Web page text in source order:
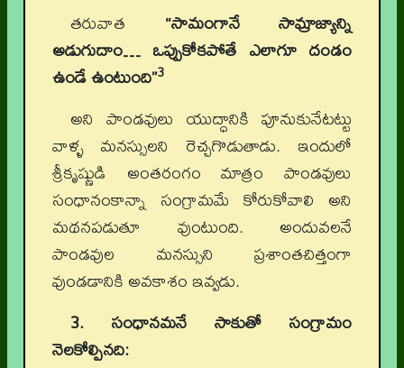
తరువాత “సామంగానే సామ్రాజ్యాన్ని
అడుగుదాం… ఒప్పుకోకపోతే ఎలాగూ దండం
ఉండే ఉంటుంది”3
అని పాండవులు యుద్ధానికి పూనుకునేటట్టు
వాళ్ళ మనస్సులని రెచ్చగొడుతాడు. ఇందులో
శ్రీకృష్ణుడి అంతరంగం మాత్రం పాండవులు
సంధానంకాన్నా సంగ్రామమే కోరుకోవాలి అని
మథనపడుతూ వుంటుంది. అందువలనే
పాండవుల మనస్సుని ప్రశాంతచిత్తంగా
వుండడానికి అవకాశం ఇవ్వడు.
3. సంధానమనే సాకుతో సంగ్రామం
నెలకోల్పినది: